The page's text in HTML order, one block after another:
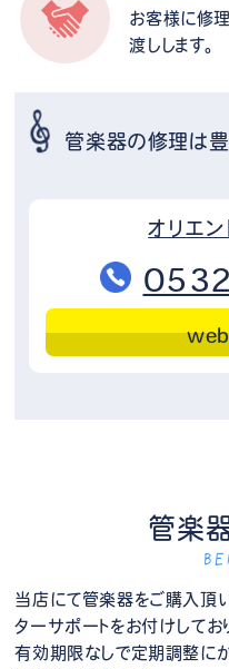
お客様に修
渡しします。
管楽器の修理は
オリエ
管楽
当店にて管楽器をご購入頂
ターサポートをお付けしてお
有効期限なしで定期調整に